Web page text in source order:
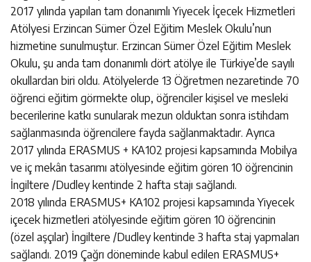
2017 yılında yapılan tam donanımlı Yiyecek İçecek Hizmetleri
Atölyesi Erzincan Sümer Özel Eğitim Meslek Okulu’nun
hizmetine sunulmuştur. Erzincan Sümer Özel Eğitim Meslek
Okulu, şu anda tam donanımlı dört atölye ile Türkiye’de sayılı
okullardan biri oldu. Atölyelerde 13 Öğretmen nezaretinde 70
öğrenci eğitim görmekte olup, öğrenciler kişisel ve mesleki
becerilerine katkı sunularak mezun olduktan sonra istihdam
sağlanmasında öğrencilere fayda sağlanmaktadır. Ayrıca
2017 yılında ERASMUS + KA102 projesi kapsamında Mobilya
ve iç mekân tasarımı atölyesinde eğitim gören 10 öğrencinin
İngiltere /Dudley kentinde 2 hafta stajı sağlandı.
2018 yılında ERASMUS+ KA102 projesi kapsamında Yiyecek
içecek hizmetleri atölyesinde eğitim gören 10 öğrencinin
(özel aşçılar) İngiltere /Dudley kentinde 3 hafta staj yapmaları
sağlandı. 2019 Çağrı döneminde kabul edilen ERASMUS+